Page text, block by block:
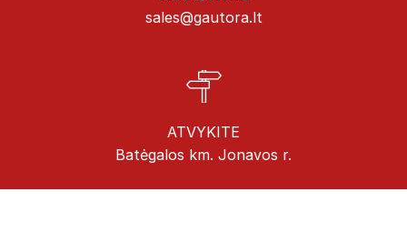
sales@gautora.lt
ATVYKITE
Batėgalos km. Jonavos r.